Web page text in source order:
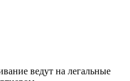
ведут на легальные